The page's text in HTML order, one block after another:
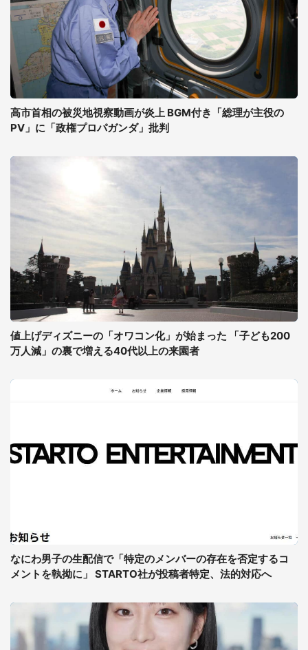
高市首相の被災地視察動画が炎上 BGM付き「総理が主役の
PV」に「政権プロパガンダ」批判
値上げディズニーの「オワコン化」が始まった 「子ども200
万人減」の裏で増える40代以上の来園者
なにわ男子の生配信で「特定のメンバーの存在を否定するコ
メントを執拗に」 STARTO社が投稿者特定、法的対応へ